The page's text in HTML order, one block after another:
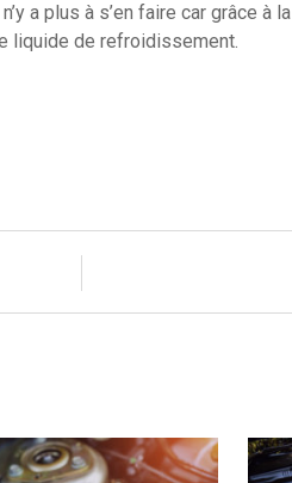
a plus à s’en faire car grâce à
liquide de refroidissement.